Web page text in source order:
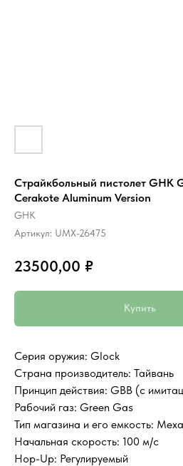
Страйкбольный пистолет GHK
Cerakote Aluminum Version
GHK
Артикул: UMX-26475
23500,00 ₽
Купить
Серия оружия: Glock
Страна производитель: Тайвань
Принцип действия: GBB (с
Рабочий газ: Green Gas
Тип магазина и его емкость:
Начальная скорость: 100 м/с
Hop-Up: Регулируемый